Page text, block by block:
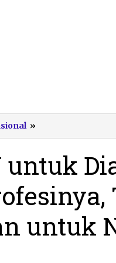
»
SBY
Diaspora
Pacitan:
Apapun
Profesinya,
Beri
Sumbangan
untuk
untuk